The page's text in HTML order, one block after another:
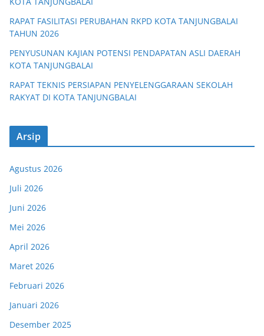
RAPAT FASILITASI PERUBAHAN RKPD KOTA TANJUNGBALAI
TAHUN 2026
PENYUSUNAN KAJIAN POTENSI PENDAPATAN ASLI DAERAH
KOTA TANJUNGBALAI
RAPAT TEKNIS PERSIAPAN PENYELENGGARAAN SEKOLAH
RAKYAT DI KOTA TANJUNGBALAI
Arsip
Agustus 2026
Juli 2026
Juni 2026
Mei 2026
April 2026
Maret 2026
Februari 2026
Januari 2026
Desember 2025